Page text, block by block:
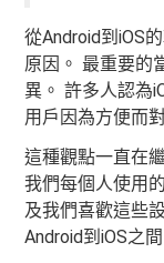
從Android到iOS
原因。 最重要的
異。 許多人認為
用戶因為方便而
這種觀點一直在
我們每個人使用
及我們喜歡這些
Android到iOS之